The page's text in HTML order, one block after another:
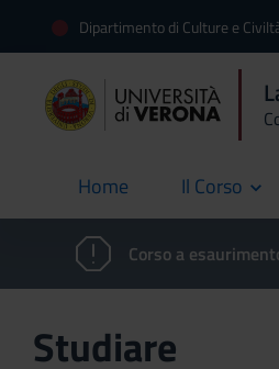
Dipartimento di Culture e
Home
current Il Corso
Corso a
Studiare